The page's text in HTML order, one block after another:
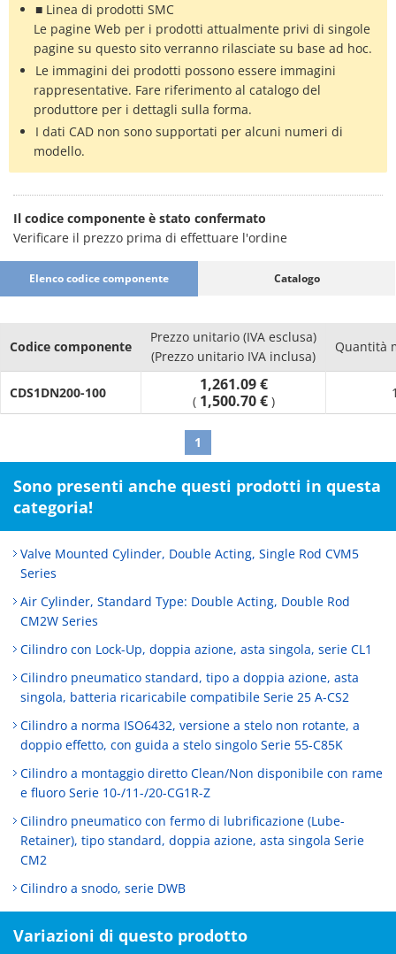
■ Linea di prodotti SMC
Le pagine Web per i prodotti attualmente privi di singole
pagine su questo sito verranno rilasciate su base ad hoc.
Le immagini dei prodotti possono essere immagini
rappresentative. Fare riferimento al catalogo del
produttore per i dettagli sulla forma.
I dati CAD non sono supportati per alcuni numeri di
modello.
Il codice componente è stato confermato
Verificare il prezzo prima di effettuare l'ordine
Elenco codice componente Catalogo
Codice componente
Prezzo unitario (IVA esclusa)
(Prezzo unitario IVA inclusa)
Quantità
CDS1DN200-100 1,261.09 €
( 1,500.70 € )
1
Sono presenti anche questi prodotti in questa
categoria!
Valve Mounted Cylinder, Double Acting, Single Rod CVM5
Series
Air Cylinder, Standard Type: Double Acting, Double Rod
CM2W Series
Cilindro con Lock-Up, doppia azione, asta singola, serie CL1
Cilindro pneumatico standard, tipo a doppia azione, asta
singola, batteria ricaricabile compatibile Serie 25 A-CS2
Cilindro a norma ISO6432, versione a stelo non rotante, a
doppio effetto, con guida a stelo singolo Serie 55-C85K
Cilindro a montaggio diretto Clean/Non disponibile con rame
e fluoro Serie 10-/11-/20-CG1R-Z
Cilindro pneumatico con fermo di lubrificazione (Lube-
Retainer), tipo standard, doppia azione, asta singola Serie
CM2
Cilindro a snodo, serie DWB
Variazioni di questo prodotto